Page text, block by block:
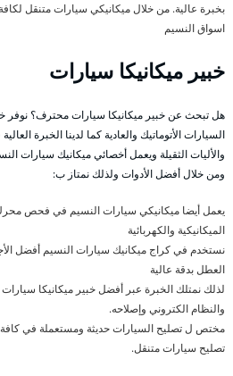
بخبرة عالية. من خلال ميكانيكي سيارات متنقل
اسواق النسيم
خبير ميكانيكا سيارات
هل تبحث عن خبير ميكانيكا سيارات محترف؟ نوفر
السيارات الأتوماتيك والعادية كما لدينا الخبرة
والأليات الثقيلة ويعمل أخصائي ميكانيك سيارات
ومن خلال أفضل الأدوات ولذلك نمتاز ب:
يعمل أيضا ميكانيكي سيارات النسيم في فحص محرك
الميكانيكية والكهربائية
نستخدم في كراج ميكانيك سيارات النسيم أفضل
العطل بدقة عالية
لذلك نمتلك الخبرة عبر أفضل خبير ميكانيكا
والنظام الكتروني وإصلاحه.
مختص ل تصليح السيارات حديثة ومستعملة في
تصليح سيارات متنقل.